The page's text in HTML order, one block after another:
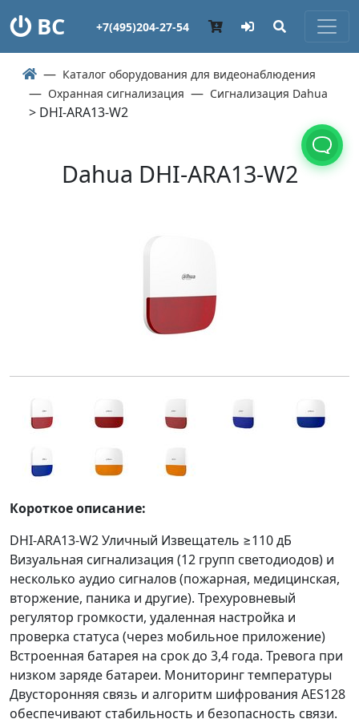
ВС +7(495)204-27-54
Каталог оборудования для видеонаблюдения
Охранная сигнализация
Сигнализация Dahua
> DHI-ARA13-W2
Dahua DHI-ARA13-W2
Короткое описание:
DHI-ARA13-W2 Уличный Извещатель ≥110 дБ
Визуальная сигнализация (12 групп светодиодов) и
несколько аудио сигналов (пожарная, медицинская,
вторжение, паника и другие). Трехуровневый
регулятор громкости, удаленная настройка и
проверка статуса (через мобильное приложение)
Встроенная батарея на срок до 3,4 года. Тревога при
низком заряде батареи. Мониторинг температуры
Двусторонняя связь и алгоритм шифрования AES128
обеспечивают стабильность и безопасность связи.